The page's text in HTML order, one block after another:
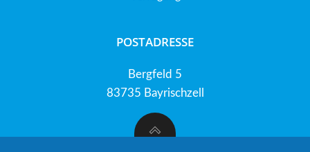
POSTADRESSE
Bergfeld 5
83735 Bayrischzell